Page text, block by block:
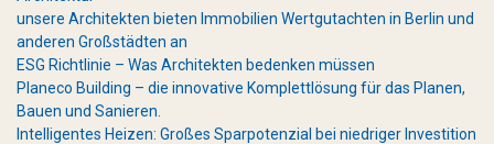
unsere Architekten bieten Immobilien Wertgutachten in Berlin und
anderen Großstädten an
ESG Richtlinie – Was Architekten bedenken müssen
Planeco Building – die innovative Komplettlösung für das Planen,
Bauen und Sanieren.
Intelligentes Heizen: Großes Sparpotenzial bei niedriger Investition